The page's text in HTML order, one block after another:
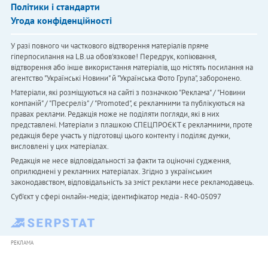
Політики і стандарти
Угода конфіденційності
У разі повного чи часткового відтворення матеріалів пряме
гіперпосилання на LB.ua обов'язкове! Передрук, копіювання,
відтворення або інше використання матеріалів, що містять посилання на
агентство "Українськi Новини" й "Українська Фото Група", заборонено.
Матеріали, які розміщуються на сайті з позначкою "Реклама" / "Новини
компаній" / "Пресреліз" / "Promoted", є рекламними та публікуються на
правах реклами. Редакція може не поділяти погляди, які в них
представлені. Матеріали з плашкою СПЕЦПРОЄКТ є рекламними, проте
редакція бере участь у підготовці цього контенту і поділяє думки,
висловлені у цих матеріалах.
Редакція не несе відповідальності за факти та оціночні судження,
оприлюднені у рекламних матеріалах. Згідно з українським
законодавством, відповідальність за зміст реклами несе рекламодавець.
Cуб'єкт у сфері онлайн-медіа; ідентифікатор медіа - R40-05097
РЕКЛАМА